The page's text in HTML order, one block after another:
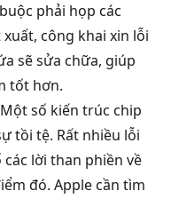
phải họp các
công khai xin lỗi
sẽ sửa chữa, giúp
tốt hơn.
số kiến trúc chip
tồi tệ. Rất nhiều lỗi
lời than phiền về
đó. Apple cần tìm